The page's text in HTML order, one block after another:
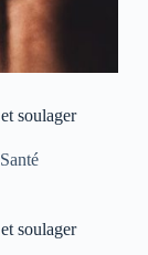
soulager
Santé
soulager